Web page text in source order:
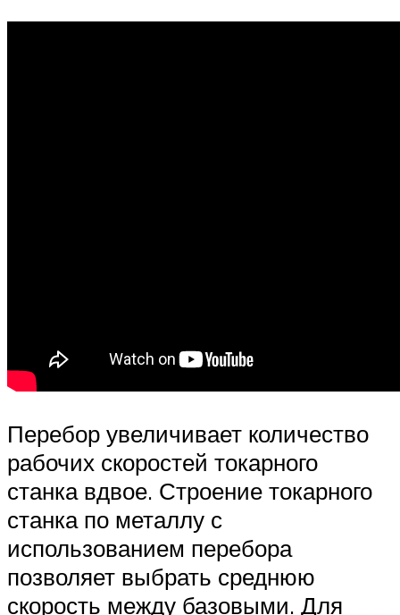
Перебор увеличивает количество
рабочих скоростей токарного
станка вдвое. Строение токарного
станка по металлу с
использованием перебора
позволяет выбрать среднюю
скорость между базовыми. Для